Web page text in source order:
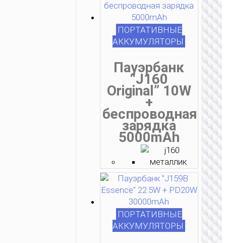
ПОРТАТИВНЫЕ
АККУМУЛЯТОРЫ
Пауэрбанк
“J160
Original” 10W
+
беспроводная
зарядка
5000mAh
ПОРТАТИВНЫЕ
АККУМУЛЯТОРЫ